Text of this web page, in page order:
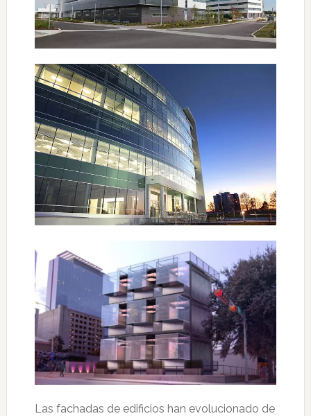
Las fachadas de edificios han evolucionado de